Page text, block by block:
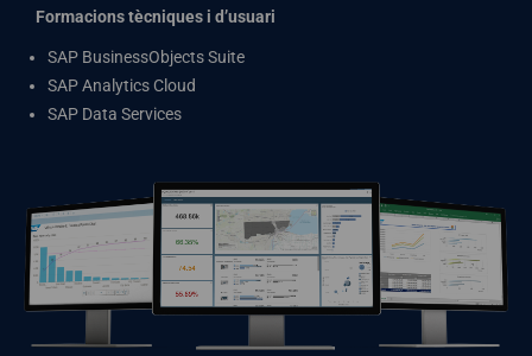
Formacions tècniques i d’usuari
SAP BusinessObjects Suite
SAP Analytics Cloud
SAP Data Services